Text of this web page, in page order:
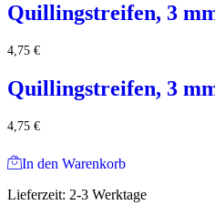
Quillingstreifen, 3
4,75 €
Quillingstreifen, 3
4,75 €
In den Warenkorb
Lieferzeit: 2-3 Werktage